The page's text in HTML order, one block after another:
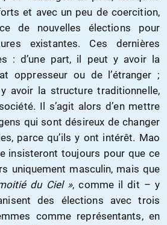
et avec un peu de coercition,
de nouvelles élections pour
existantes. Ces dernières
: d’une part, il peut y avoir la
oppresseur ou de l’étranger ;
avoir la structure traditionnelle,
Il s’agit alors d’en mettre
qui sont désireux de changer
parce qu’ils y ont intérêt. Mao
insisteront toujours pour que ce
uniquement masculin, mais que
du Ciel », comme il dit – y
des élections avec trois
comme représentants, en